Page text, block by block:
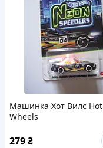
Машинка Хот Вилс Hot
Wheels
279₴